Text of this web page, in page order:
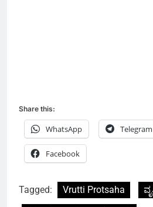
Share this:
WhatsApp Telegram
Facebook
Tagged: Vrutti Protsaha